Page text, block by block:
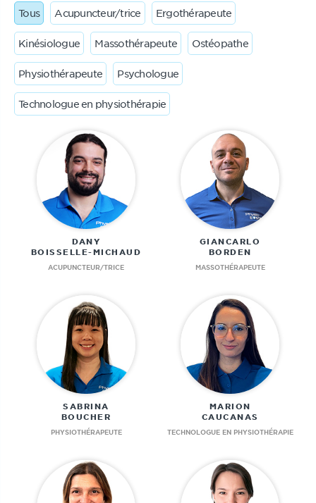
Tous Acupuncteur/trice Ergothérapeute
Kinésiologue Massothérapeute Ostéopathe
Physiothérapeute Psychologue
Technologue en physiothérapie
DANY
BOISSELLE-MICHAUD
ACUPUNCTEUR/TRICE
GIANCARLO
BORDEN
MASSOTHÉRAPEUTE
SABRINA
BOUCHER
PHYSIOTHÉRAPEUTE
MARION
CAUCANAS
TECHNOLOGUE EN PHYSIOTHÉRAPIE